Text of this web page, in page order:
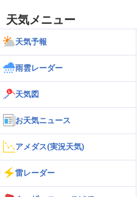
天気メニュー
天気予報
雨雲レーダー
天気図
お天気ニュース
アメダス(実況天気)
雷レーダー